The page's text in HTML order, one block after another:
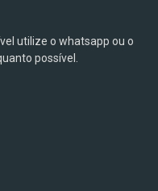
utilize o whatsapp ou o
possível.